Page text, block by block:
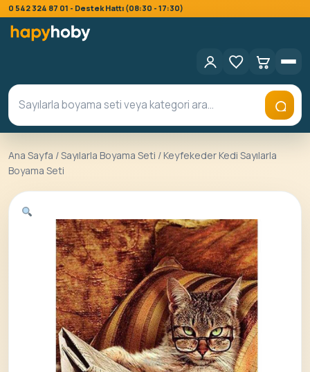
0 542 324 87 01 - Destek Hattı (08:30 - 17:30)
Ana Sayfa /Sayılarla Boyama Seti / Keyfekeder Kedi Sayılarla
Boyama Seti